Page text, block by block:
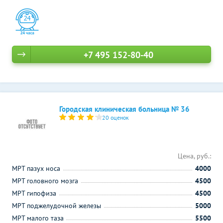
+7 495 152-80-40
Городская клиническая больница № 36
20 оценок
Цена, руб.:
МРТ пазух носа
4000
МРТ головного мозга
4500
МРТ гипофиза
4500
МРТ поджелудочной железы
5000
МРТ малого таза
5500